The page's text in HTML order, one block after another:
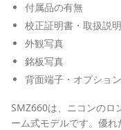
付属品の有無
校正証明書・取扱説
外観写真
銘板写真
背面端子・オプショ
SMZ660は、ニコンのロ
ーム式モデルです。優